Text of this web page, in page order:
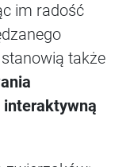
im radość
także
interaktywną